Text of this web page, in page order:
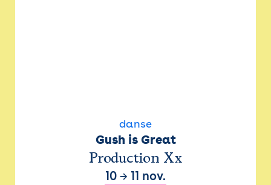
danse
Gush is Great
Production Xx
10 → 11 nov.